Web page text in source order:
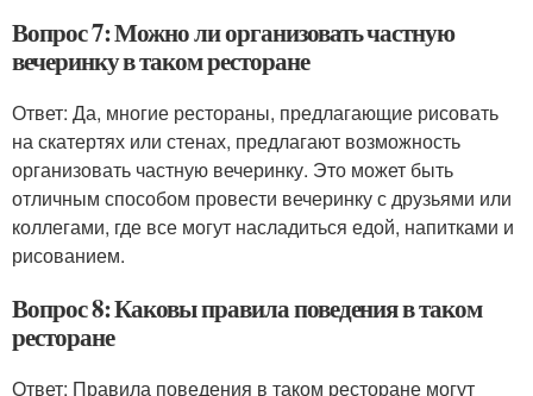
Вопрос 7: Можно ли организовать частную
вечеринку в таком ресторане
Ответ: Да, многие рестораны, предлагающие рисовать
на скатертях или стенах, предлагают возможность
организовать частную вечеринку. Это может быть
отличным способом провести вечеринку с друзьями или
коллегами, где все могут насладиться едой, напитками и
рисованием.
Вопрос 8: Каковы правила поведения в таком
ресторане
Ответ: Правила поведения в таком ресторане могут